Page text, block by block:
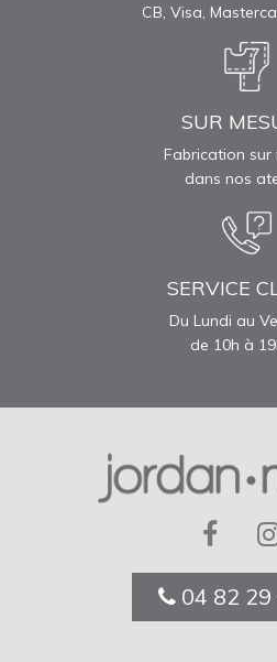
CB, Visa,
SUR
Fabrication sur
dans nos
SERVICE
Du Lundi au
de 10h à
04 82 29